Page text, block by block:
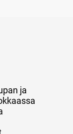
ja